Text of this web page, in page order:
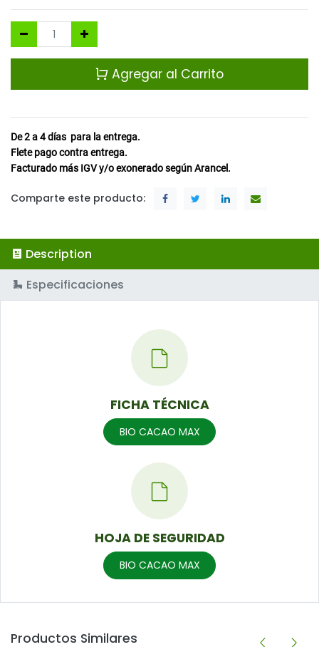
Agregar al Carrito
De 2 a 4días para la entrega.
Flete pago contra entrega.
Facturado más IGV y/o exonerado según Arancel.
Comparte este producto:
Description
Especificaciones
FICHA TÉCNICA
BIO CACAO MAX
HOJA DE SEGURIDAD
BIO CACAO MAX
Productos Similares